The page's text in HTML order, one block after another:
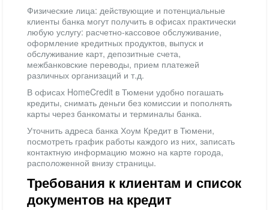
Физические лица: действующие и потенциальные
клиенты банка могут получить в офисах практически
любую услугу: расчетно-кассовое обслуживание,
оформление кредитных продуктов, выпуск и
обслуживание карт, депозитные счета,
межбанковские переводы, прием платежей
различных организаций и т.д.
В офисах HomeCredit в Тюмени удобно погашать
кредиты, снимать деньги без комиссии и пополнять
карты через банкоматы и терминалы банка.
Уточнить адреса банка Хоум Кредит в Тюмени,
посмотреть график работы каждого из них, записать
контактную информацию можно на карте города,
расположенной внизу страницы.
Требования к клиентам и список
документов на кредит